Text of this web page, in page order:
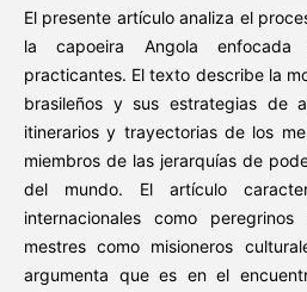
El presente artículo analiza el
la capoeira Angola enfocada
practicantes. El texto describe la
brasileños y sus estrategias de
itinerarios y trayectorias de los
miembros de las jerarquías de
del mundo. El artículo
internacionales como
mestres como misioneros
argumenta que es en el